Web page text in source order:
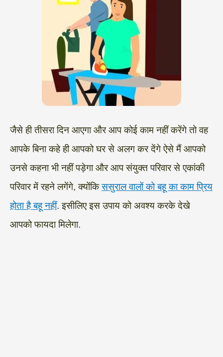
जैसे ही तीसरा दिन आएगा और आप कोई काम नहीं करेंगे तो वह
आपके बिना कहे ही आपको घर से अलग कर देंगे ऐसे मैं आपको
उनसे कहना भी नहीं पड़ेगा और आप संयुक्त परिवार से एकांकी
परिवार में रहने लगेंगे, क्योंकिससुराल वालों को बहू का काम प्रिय
होता है बहू नहीं. इसीलिए इस उपाय को अवश्य करके देखे
आपको फायदा मिलेगा.